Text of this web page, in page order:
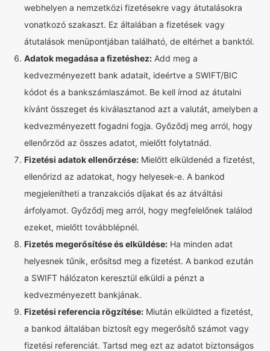
webhelyen a nemzetközi fizetésekre vagy átutalásokra
vonatkozó szakaszt. Ez általában a fizetések vagy
átutalások menüpontjában található, de eltérhet a banktól.
Adatok megadása a fizetéshez: Add meg a
kedvezményezett bank adatait, ideértve a SWIFT/BIC
kódot és a bankszámlaszámot. Be kell írnod az átutalni
kívánt összeget és kiválasztanod azt a valutát, amelyben a
kedvezményezett fogadni fogja. Győződj meg arról, hogy
ellenőrzöd az összes adatot, mielőtt folytatnád.
Fizetési adatok ellenőrzése: Mielőtt elküldenéd a fizetést,
ellenőrizd az adatokat, hogy helyesek-e. A bankod
megjelenítheti a tranzakciós díjakat és az átváltási
árfolyamot. Győződj meg arról, hogy megfelelőnek találod
ezeket, mielőtt továbblépnél.
Fizetés megerősítése és elküldése: Ha minden adat
helyesnek tűnik, erősítsd meg a fizetést. A bankod ezután
a SWIFT hálózaton keresztül elküldi a pénzt a
kedvezményezett bankjának.
Fizetési referencia rögzítése: Miután elküldted a fizetést,
a bankod általában biztosít egy megerősítő számot vagy
fizetési referenciát. Tartsd meg ezt az adatot biztonságos